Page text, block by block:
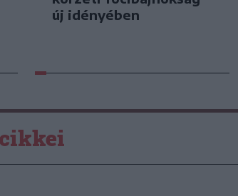
új idényében